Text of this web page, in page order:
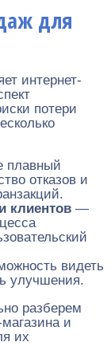
для
интернет-
потери
плавный
отказов и
клиентов —
видеть
улучшения.
разберем
и
их